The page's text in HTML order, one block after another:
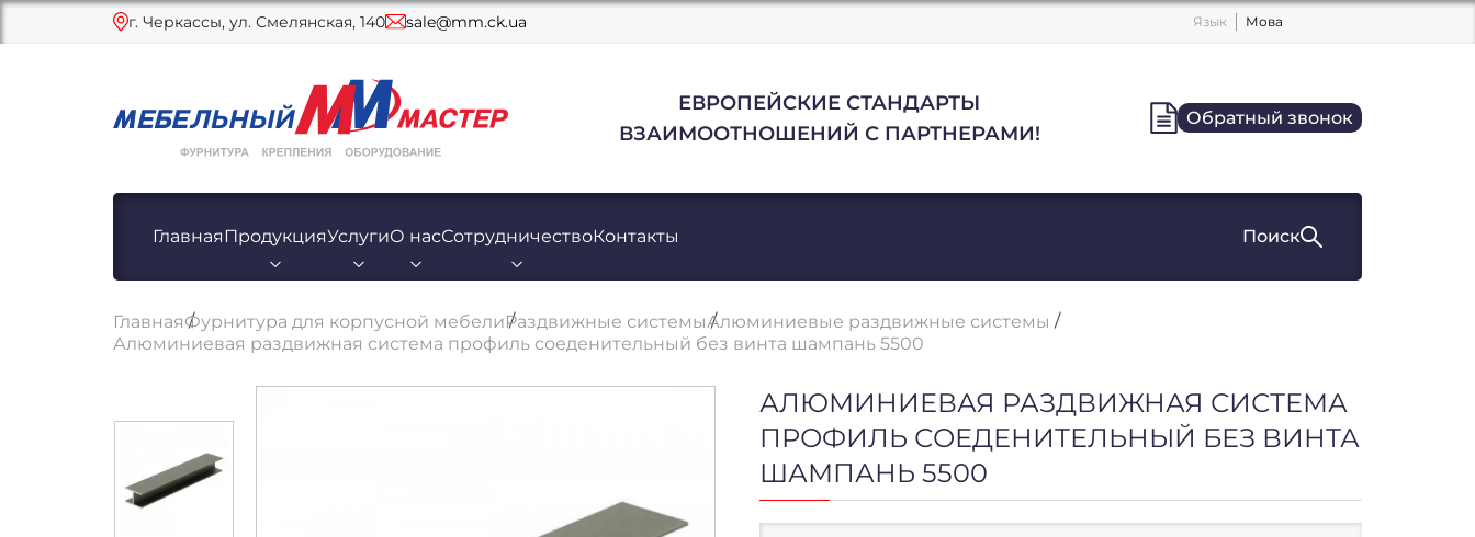
г. Черкассы, ул. Смелянская, 140 sale@mm.ck.ua Язык Мова
ЕВРОПЕЙСКИЕ СТАНДАРТЫ
ВЗАИМООТНОШЕНИЙ С ПАРТНЕРАМИ!
Обратный звонок
Главная ПродукцияУслугиО насСотрудничествоКонтакты Поиск
ГлавнаяФурнитура для корпусной мебелиРаздвижные системыАлюминиевые раздвижные системы
Алюминиевая раздвижная система профиль соеденительный без винта шампань 5500
АЛЮМИНИЕВАЯ РАЗДВИЖНАЯ СИСТЕМА
ПРОФИЛЬ СОЕДЕНИТЕЛЬНЫЙ БЕЗ ВИНТА
ШАМПАНЬ 5500